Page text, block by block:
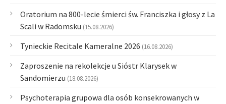
Oratorium na 800-lecie śmierci św. Franciszka i głosy z La
Scali w Radomsku (15.08.2026)
Tynieckie Recitale Kameralne 2026 (16.08.2026)
Zaproszenie na rekolekcje u Sióstr Klarysek w
Sandomierzu (18.08.2026)
Psychoterapia grupowa dla osób konsekrowanych w